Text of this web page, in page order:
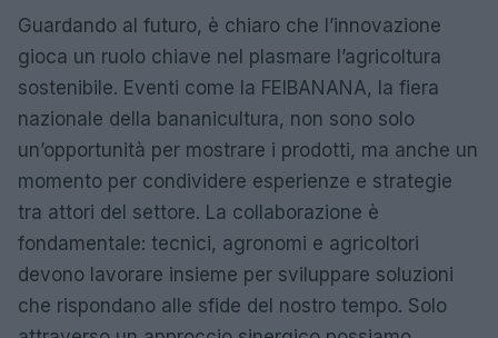
Guardando al futuro, è chiaro che l’innovazione
gioca un ruolo chiave nel plasmare l’agricoltura
sostenibile. Eventi come la FEIBANANA, la fiera
nazionale della bananicultura, non sono solo
un’opportunità per mostrare i prodotti, ma anche un
momento per condividere esperienze e strategie
tra attori del settore. La collaborazione è
fondamentale: tecnici, agronomi e agricoltori
devono lavorare insieme per sviluppare soluzioni
che rispondano alle sfide del nostro tempo. Solo